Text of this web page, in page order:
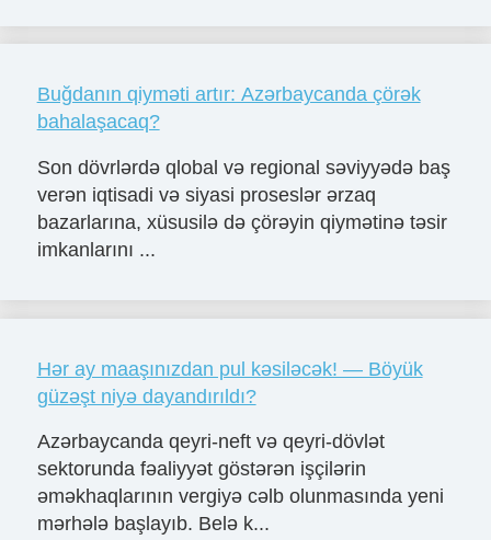
Buğdanın qiyməti artır: Azərbaycanda çörək
bahalaşacaq?
Son dövrlərdə qlobal və regional səviyyədə baş
verən iqtisadi və siyasi proseslər ərzaq
bazarlarına, xüsusilə də çörəyin qiymətinə təsir
imkanlarını ...
Hər ay maaşınızdan pul kəsiləcək! — Böyük
güzəşt niyə dayandırıldı?
Azərbaycanda qeyri-neft və qeyri-dövlət
sektorunda fəaliyyət göstərən işçilərin
əməkhaqlarının vergiyə cəlb olunmasında yeni
mərhələ başlayıb. Belə k...